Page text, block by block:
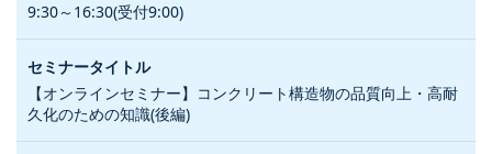
9:30～16:30(受付9:00)
【オンラインセミナー】コンクリート構造物の品質向上・高耐
久化のための知識(後編)